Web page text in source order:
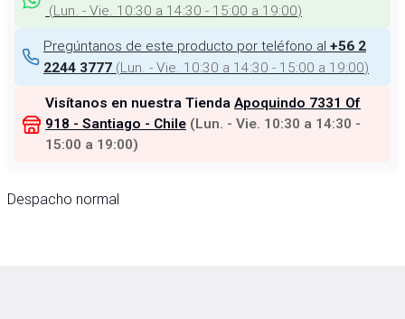
(Lun. - Vie. 10:30 a 14:30 - 15:00 a 19:00)
Pregúntanos de este producto por teléfono al +56 2
2244 3777 (Lun. - Vie. 10:30 a 14:30 - 15:00 a 19:00)
Visítanos en nuestra Tienda Apoquindo 7331 Of
918 - Santiago - Chile (Lun. - Vie. 10:30 a 14:30 -
15:00 a 19:00)
Despacho normal